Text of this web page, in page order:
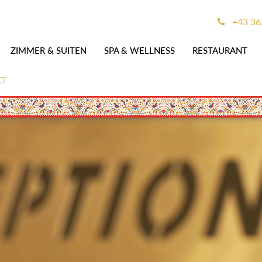
ZIMMER & SUITEN SPA & WELLNESS RESTAURANT
+43